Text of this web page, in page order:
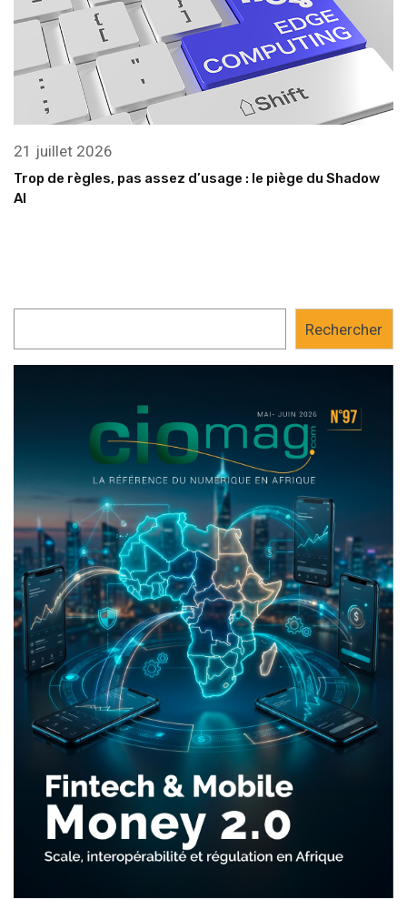
21 juillet 2026
Trop de règles, pas assez d’usage : le piège du Shadow
AI
Rechercher